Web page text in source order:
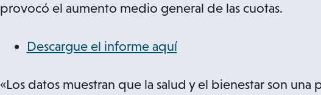
provocó el aumento medio general de las cuotas.
Descargue el informe aquí
«Los datos muestran que la salud y el bienestar son